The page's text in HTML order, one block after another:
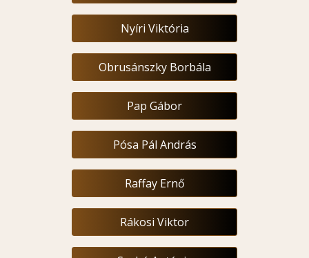
Nyíri Viktória
Obrusánszky Borbála
Pap Gábor
Pósa Pál András
Raffay Ernő
Rákosi Viktor